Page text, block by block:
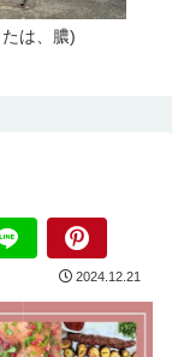
は、膿)
2024.12.21